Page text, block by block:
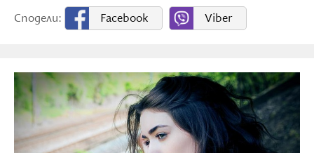
Сподели:
Facebook Viber